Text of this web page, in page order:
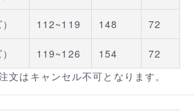
112~119 148 72
119~126 154
72
文はキャンセル不可となります。